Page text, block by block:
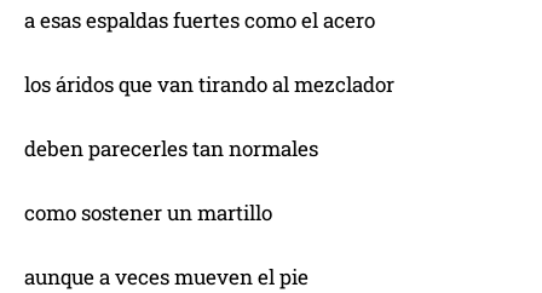
a esas espaldas fuertes como el acero
los áridos que van tirando al mezclador
deben parecerles tan normales
como sostener un martillo
aunque a veces mueven el pie